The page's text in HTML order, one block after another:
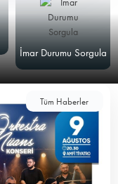
İmar Durumu Sorgula
Tüm Haberler